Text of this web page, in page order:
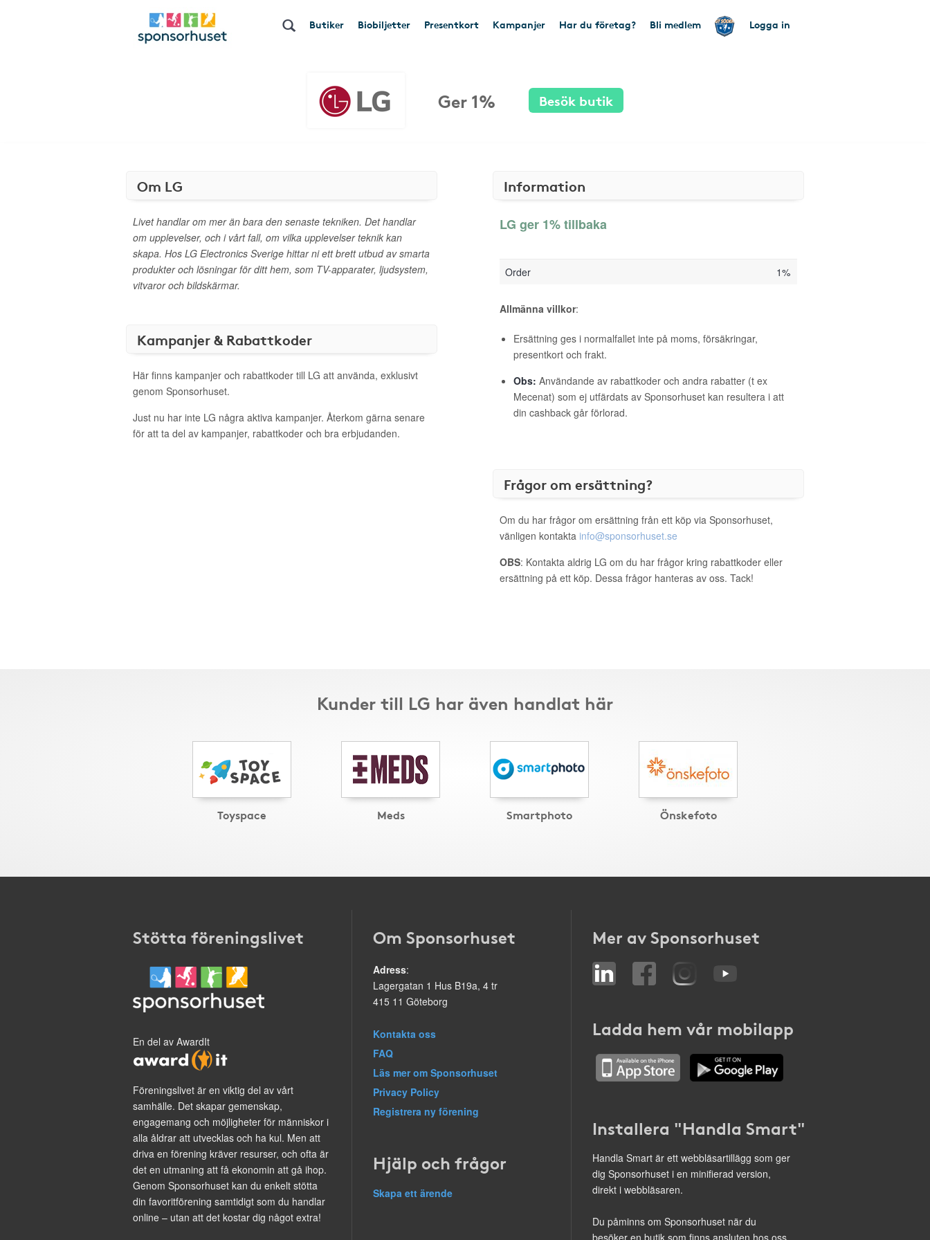
Butiker Biobiljetter Presentkort Kampanjer Har du företag? Bli medlem Logga in
Ger 1% Besök butik
Om LG
Livet handlar om mer än bara den senaste tekniken. Det handlar
om upplevelser, och i vårt fall, om vilka upplevelser teknik kan
skapa. Hos LG Electronics Sverige hittar ni ett brett utbud av smarta
produkter och lösningar för ditt hem, som TV-apparater, ljudsystem,
vitvaror och bildskärmar.
Kampanjer & Rabattkoder
Här finns kampanjer och rabattkoder till LG att använda, exklusivt
genom Sponsorhuset.
Just nu har inte LG några aktiva kampanjer. Återkom gärna senare
för att ta del av kampanjer, rabattkoder och bra erbjudanden.
Information
LG ger 1% tillbaka
Order 1%
Allmänna villkor:
Ersättning ges i normalfallet inte på moms, försäkringar,
presentkort och frakt.
Obs: Användande av rabattkoder och andra rabatter (t ex
Mecenat) som ej utfärdats av Sponsorhuset kan resultera i att
din cashback går förlorad.
Frågor om ersättning?
Om du har frågor om ersättning från ett köp via Sponsorhuset,
vänligen kontakta info@sponsorhuset.se
OBS: Kontakta aldrig LG om du har frågor kring rabattkoder eller
ersättning på ett köp. Dessa frågor hanteras av oss. Tack!
Kunder till LG har även handlat här
Toyspace Meds Smartphoto Önskefoto
Stötta föreningslivet
En del av AwardIt
Föreningslivet är en viktig del av vårt
samhälle. Det skapar gemenskap,
engagemang och möjligheter för människor i
alla åldrar att utvecklas och ha kul. Men att
driva en förening kräver resurser, och ofta är
det en utmaning att få ekonomin att gå ihop.
Genom Sponsorhuset kan du enkelt stötta
din favoritförening samtidigt som du handlar
online – utan att det kostar dig något extra!
Om Sponsorhuset
Adress:
Lagergatan 1 Hus B19a, 4 tr
415 11 Göteborg
Kontakta oss
FAQ
Läs mer om Sponsorhuset
Privacy Policy
Registrera ny förening
Hjälp och frågor
Skapa ett ärende
Mer av Sponsorhuset
Ladda hem vår mobilapp
Installera "Handla Smart"
Handla Smart är ett webbläsartillägg som ger
dig Sponsorhuset i en minifierad version,
direkt i webbläsaren.
Du påminns om Sponsorhuset när du